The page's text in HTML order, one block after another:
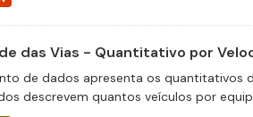
das Vias - Quantitativo por
de dados apresenta os quantitativos
descrevem quantos veículos por